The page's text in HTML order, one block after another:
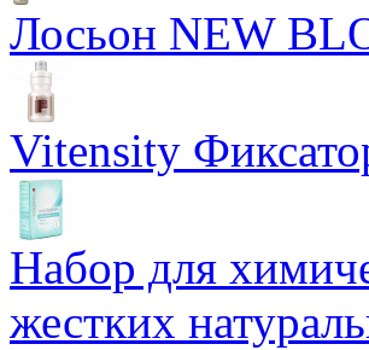
Лосьон NEW
Vitensity
Набор для
жестких